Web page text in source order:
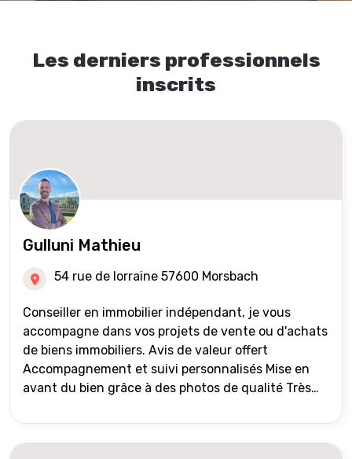
Les derniers professionnels
inscrits
Gulluni Mathieu
54 rue de lorraine 57600 Morsbach
Conseiller en immobilier indépendant, je vous
accompagne dans vos projets de vente ou d'achats
de biens immobiliers. Avis de valeur offert
Accompagnement et suivi personnalisés Mise en
avant du bien grâce à des photos de qualité Très
international) Validation du financement des
acquéreurs auprès de partenaires financiers